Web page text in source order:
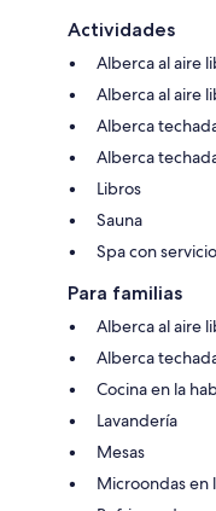
Actividades
Alberca al aire
Alberca al aire
Alberca
Alberca
Libros
Sauna
Spa con
Para familias
Alberca al aire
Alberca
Cocina en la
Lavandería
Mesas
Microondas en